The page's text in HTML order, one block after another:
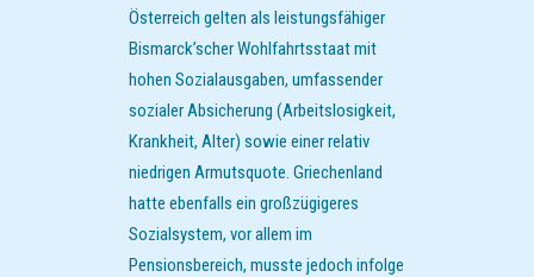
Österreich gelten als leistungsfähiger
Bismarck’scher Wohlfahrtsstaat mit
hohen Sozialausgaben, umfassender
sozialer Absicherung (Arbeitslosigkeit,
Krankheit, Alter) sowie einer relativ
niedrigen Armutsquote. Griechenland
hatte ebenfalls ein großzügigeres
Sozialsystem, vor allem im
Pensionsbereich, musste jedoch infolge